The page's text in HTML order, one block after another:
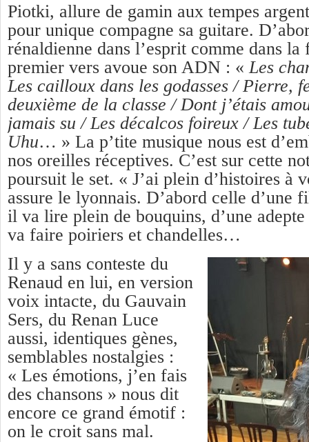
Piotki, allure de gamin aux tempes
pour unique compagne sa guitare.
rénaldienne dans l’esprit comme dans
premier vers avoue son ADN : « Les
Les cailloux dans les godasses / Pierre,
deuxième de la classe / Dont j’étais
jamais su / Les décalcos foireux / Les
Uhu… » La p’tite musique nous est
nos oreilles réceptives. C’est sur cette
poursuit le set. « J’ai plein d’histoires à
assure le lyonnais. D’abord celle d’une
il va lire plein de bouquins, d’une
va faire poiriers et chandelles…
Il y a sans conteste du
Renaud en lui, en version
voix intacte, du Gauvain
Sers, du Renan Luce
aussi, identiques gènes,
semblables nostalgies :
« Les émotions, j’en fais
des chansons » nous dit
encore ce grand émotif :
on le croit sans mal.